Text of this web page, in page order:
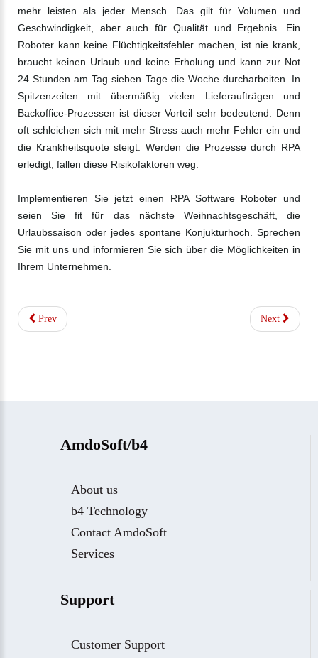
mehr leisten als jeder Mensch. Das gilt für Volumen und
Geschwindigkeit, aber auch für Qualität und Ergebnis. Ein
Roboter kann keine Flüchtigkeitsfehler machen, ist nie krank,
braucht keinen Urlaub und keine Erholung und kann zur Not
24 Stunden am Tag sieben Tage die Woche durcharbeiten. In
Spitzenzeiten mit übermäßig vielen Lieferaufträgen und
Backoffice-Prozessen ist dieser Vorteil sehr bedeutend. Denn
oft schleichen sich mit mehr Stress auch mehr Fehler ein und
die Krankheitsquote steigt. Werden die Prozesse durch RPA
erledigt, fallen diese Risikofaktoren weg.
Implementieren Sie jetzt einen RPA Software Roboter und
seien Sie fit für das nächste Weihnachtsgeschäft, die
Urlaubssaison oder jedes spontane Konjukturhoch. Sprechen
Sie mit uns und informieren Sie sich über die Möglichkeiten in
Ihrem Unternehmen.
Prev Next
AmdoSoft/b4
About us
b4 Technology
Contact AmdoSoft
Services
Support
Customer Support